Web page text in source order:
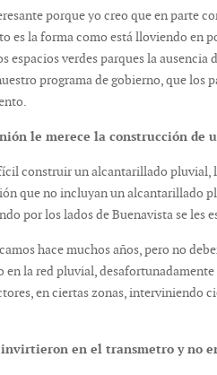
porque yo creo que en parte
es la forma como está lloviendo en
espacios verdes parques la
programa de gobierno, que los
le merece la construcción
construir un alcantarillado pluvial,
que no incluyan un alcantarillado
por los lados de Buenavista se les
hace muchos años, pero no
en la red pluvial,
en ciertas zonas, interviniendo
en el transmetro y no